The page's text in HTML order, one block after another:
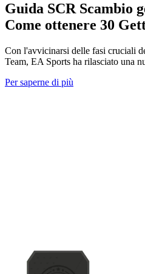
Guida SCR Scambio
Come ottenere 30
Con l'avvicinarsi delle fasi cruciali
Team, EA Sports ha rilasciato una
Per saperne di più